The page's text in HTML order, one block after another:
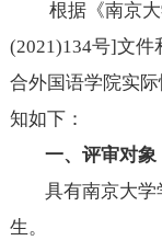
根据《南京
(2021)134号]文件
合外国语学院实
知如下：
一、评审对象
具有南京大
生。